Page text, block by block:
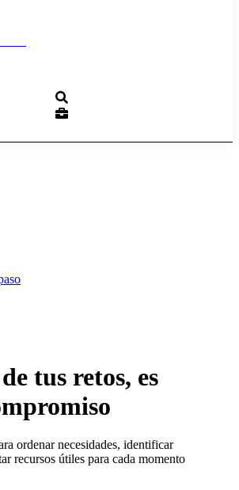
tus retos, es
ordenar necesidades, identificar
recursos útiles para cada momento